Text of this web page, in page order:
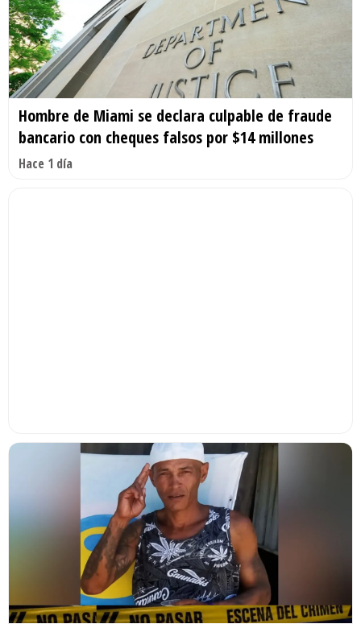
Hombre de Miami se declara culpable de fraude
bancario con cheques falsos por $14 millones
Hace 1 día